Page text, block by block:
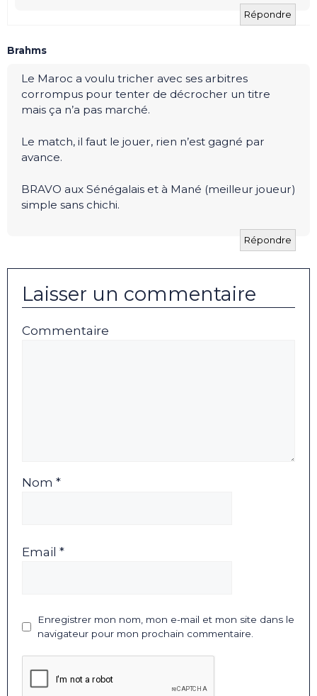
Répondre
Brahms
Le Maroc a voulu tricher avec ses arbitres
corrompus pour tenter de décrocher un titre
mais ça n’a pas marché.
Le match, il faut le jouer, rien n’est gagné par
avance.
BRAVO aux Sénégalais et à Mané (meilleur joueur)
simple sans chichi.
Répondre
Laisser un commentaire
Commentaire
Nom *
Email *
Enregistrer mon nom, mon e-mail et mon site dans le
navigateur pour mon prochain commentaire.